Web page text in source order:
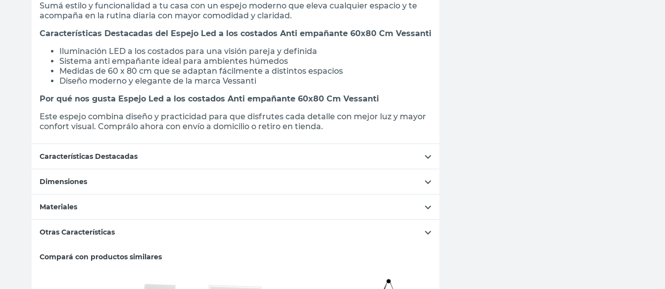
Sumá estilo y funcionalidad a tu casa con un espejo moderno que eleva cualquier espacio y te
acompaña en la rutina diaria con mayor comodidad y claridad.
Características Destacadas del Espejo Led a los costados Anti empañante 60x80 Cm Vessanti
Iluminación LED a los costados para una visión pareja y definida
Sistema anti empañante ideal para ambientes húmedos
Medidas de 60 x 80 cm que se adaptan fácilmente a distintos espacios
Diseño moderno y elegante de la marca Vessanti
Por qué nos gusta Espejo Led a los costados Anti empañante 60x80 Cm Vessanti
Este espejo combina diseño y practicidad para que disfrutes cada detalle con mejor luz y mayor
confort visual. Comprálo ahora con envío a domicilio o retiro en tienda.
Características Destacadas
Dimensiones
Materiales
Otras Características
Compará con productos similares